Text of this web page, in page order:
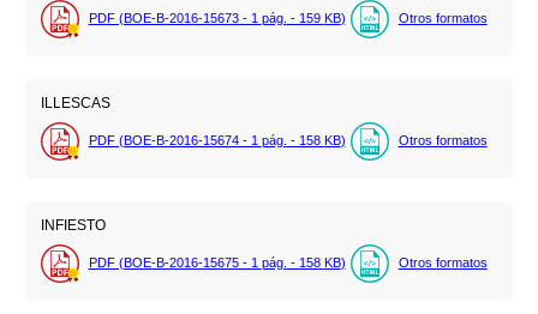
PDF (BOE-B-2016-15673 - 1 pág. - 159 KB) Otros formatos
ILLESCAS
PDF (BOE-B-2016-15674 - 1 pág. - 158 KB) Otros formatos
INFIESTO
PDF (BOE-B-2016-15675 - 1 pág. - 158 KB) Otros formatos